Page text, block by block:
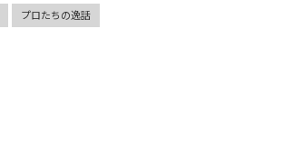
プロたちの逸話